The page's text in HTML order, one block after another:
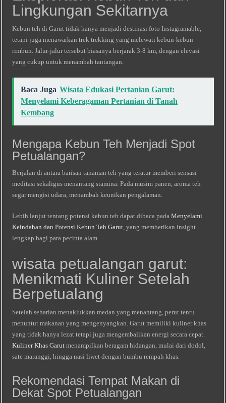
Lingkungan Sekitarnya
Kebun teh di Garut tidak hanya menjadi destinasi foto Instagramable,
tetapi juga menawarkan trek trekking yang melewati kebun-kebun
rimbun. Jalur-jalur tersebut biasanya berjarak 3‑8 km, dengan elevasi
yang cukup untuk menambah tantangan.
Baca Juga Wisata Edukasi Pertanian Garut:
Menyelami Keberagaman Pertanian di Tanah
Kembang
Mengapa Kebun Teh Menjadi Spot
Petualangan?
Berjalan di antara barisan tanaman teh yang teratur memberi sensasi
meditasi sekaligus menantang stamina. Pada musim panen, aroma teh
segar mengisi udara, menambah keunikan pengalaman.
Lebih lanjut tentang potensi kebun teh dapat dibaca padaMenyelami
Keindahan dan Potensi Kebun Teh Garut , yang memberikan insight
lengkap bagi para pecinta alam.
wisata petualangan garut:
Menikmati Kuliner Setelah
Berpetualang
Setelah seharian menaklukkan medan yang menantang, perut tentu
menuntut makanan yang mengenyangkan. Garut memiliki kuliner khas
yang tidak hanya lezat tetapi juga mengembalikan energi secara cepat.
Kuliner Khas Garut menampilkan beragam hidangan, mulai dari dodol,
sate maranggi, hingga nasi liwet dengan bumbu rempah khas.
Rekomendasi Tempat Makan di
Dekat Spot Petualangan